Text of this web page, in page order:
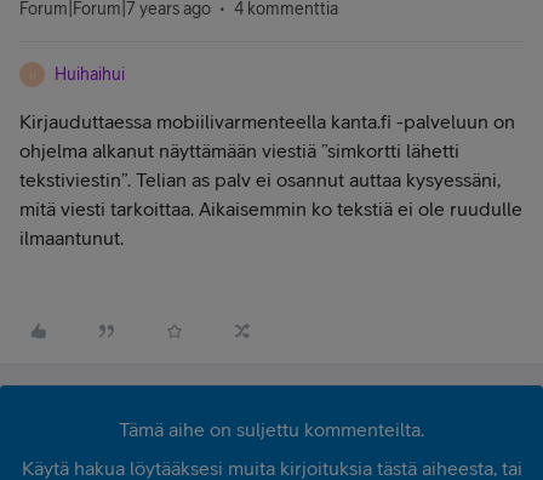
Forum|Forum|7 years ago 4 kommenttia
H Huihaihui
Kirjauduttaessa mobiilivarmenteella kanta.fi -palveluun on
ohjelma alkanut näyttämään viestiä ”simkortti lähetti
tekstiviestin”. Telian as palv ei osannut auttaa kysyessäni,
mitä viesti tarkoittaa. Aikaisemmin ko tekstiä ei ole ruudulle
ilmaantunut.
Tämä aihe on suljettu kommenteilta.
Käytä hakua löytääksesi muita kirjoituksia tästä aiheesta, tai